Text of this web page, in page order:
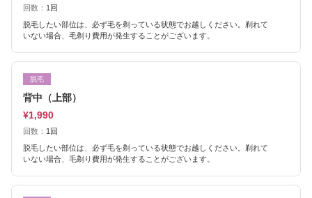
回数： 1回
脱毛したい部位は、必ず毛を剃っている状態でお越しください。剃れて
いない場合、毛剃り費用が発生することがございます。
脱毛
背中（上部）
¥1,990
回数： 1回
脱毛したい部位は、必ず毛を剃っている状態でお越しください。剃れて
いない場合、毛剃り費用が発生することがございます。